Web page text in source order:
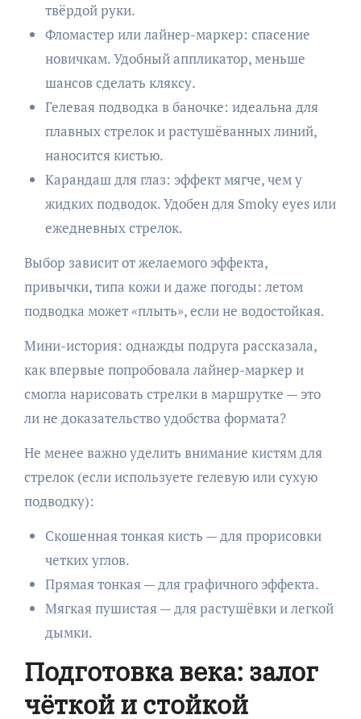
твёрдой руки.
Фломастер или лайнер-маркер: спасение
новичкам. Удобный аппликатор, меньше
шансов сделать кляксу.
Гелевая подводка в баночке: идеальна для
плавных стрелок и растушёванных линий,
наносится кистью.
Карандаш для глаз: эффект мягче, чем у
жидких подводок. Удобен для Smoky eyes или
ежедневных стрелок.
Выбор зависит от желаемого эффекта,
привычки, типа кожи и даже погоды: летом
подводка может «плыть», если не водостойкая.
Мини-история: однажды подруга рассказала,
как впервые попробовала лайнер-маркер и
смогла нарисовать стрелки в маршрутке — это
ли не доказательство удобства формата?
Не менее важно уделить внимание кистям для
стрелок (если используете гелевую или сухую
подводку):
Скошенная тонкая кисть — для прорисовки
четких углов.
Прямая тонкая — для графичного эффекта.
Мягкая пушистая — для растушёвки и легкой
дымки.
Подготовка века: залог
чёткой и стойкой